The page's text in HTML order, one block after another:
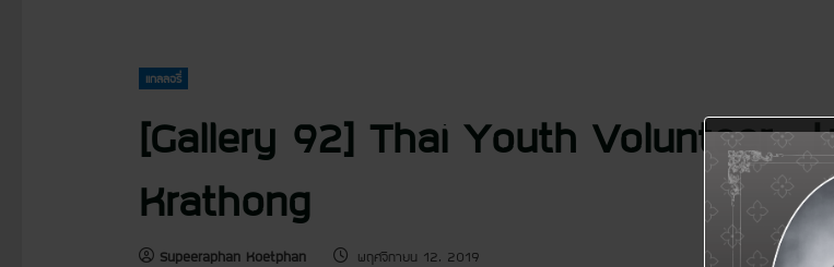
แกลลอรี่
[Gallery 92] Thai Youth Volunteer_
Krathong
Supeeraphan Koetphan พฤศจิกายน 12, 2019